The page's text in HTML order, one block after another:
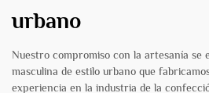
urbano
Nuestro compromiso con la artesanía se
masculina de estilo urbano que
experiencia en la industria de la